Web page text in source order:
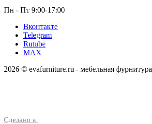
Пн - Пт 9:00-17:00
Вконтакте
Telegram
Rutube
MAX
2026 © evafurniture.ru - мебельная фурнитура
Сделано в